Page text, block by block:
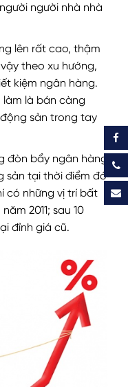
người nhà nhà
lên rất cao, thậm
theo xu hướng,
kiệm ngân hàng.
làm là bán càng
sản trong tay
đòn bẩy ngân hàng
sản tại thời điểm đó
có những vị trí bất
2011; sau 10
đỉnh giá cũ.